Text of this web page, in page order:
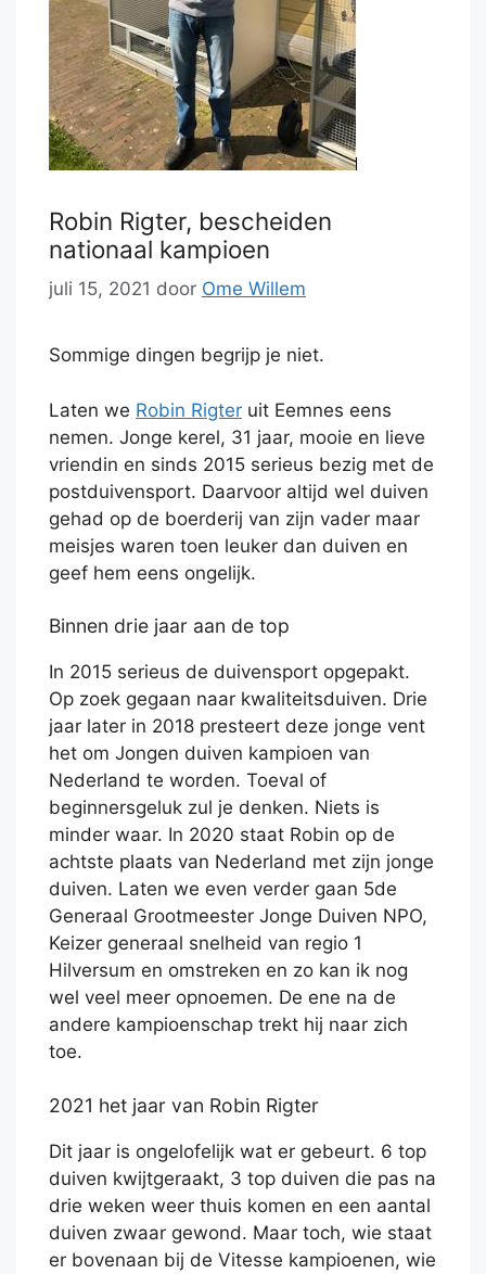
Robin Rigter, bescheiden
nationaal kampioen
juli 15, 2021 door Ome Willem
Sommige dingen begrijp je niet.
Laten we Robin Rigter uit Eemnes eens
nemen. Jonge kerel, 31 jaar, mooie en lieve
vriendin en sinds 2015 serieus bezig met de
postduivensport. Daarvoor altijd wel duiven
gehad op de boerderij van zijn vader maar
meisjes waren toen leuker dan duiven en
geef hem eens ongelijk.
Binnen drie jaar aan de top
In 2015 serieus de duivensport opgepakt.
Op zoek gegaan naar kwaliteitsduiven. Drie
jaar later in 2018 presteert deze jonge vent
het om Jongen duiven kampioen van
Nederland te worden. Toeval of
beginnersgeluk zul je denken. Niets is
minder waar. In 2020 staat Robin op de
achtste plaats van Nederland met zijn jonge
duiven. Laten we even verder gaan 5de
Generaal Grootmeester Jonge Duiven NPO,
Keizer generaal snelheid van regio 1
Hilversum en omstreken en zo kan ik nog
wel veel meer opnoemen. De ene na de
andere kampioenschap trekt hij naar zich
toe.
2021 het jaar van Robin Rigter
Dit jaar is ongelofelijk wat er gebeurt. 6 top
duiven kwijtgeraakt, 3 top duiven die pas na
drie weken weer thuis komen en een aantal
duiven zwaar gewond. Maar toch, wie staat
er bovenaan bij de Vitesse kampioenen, wie